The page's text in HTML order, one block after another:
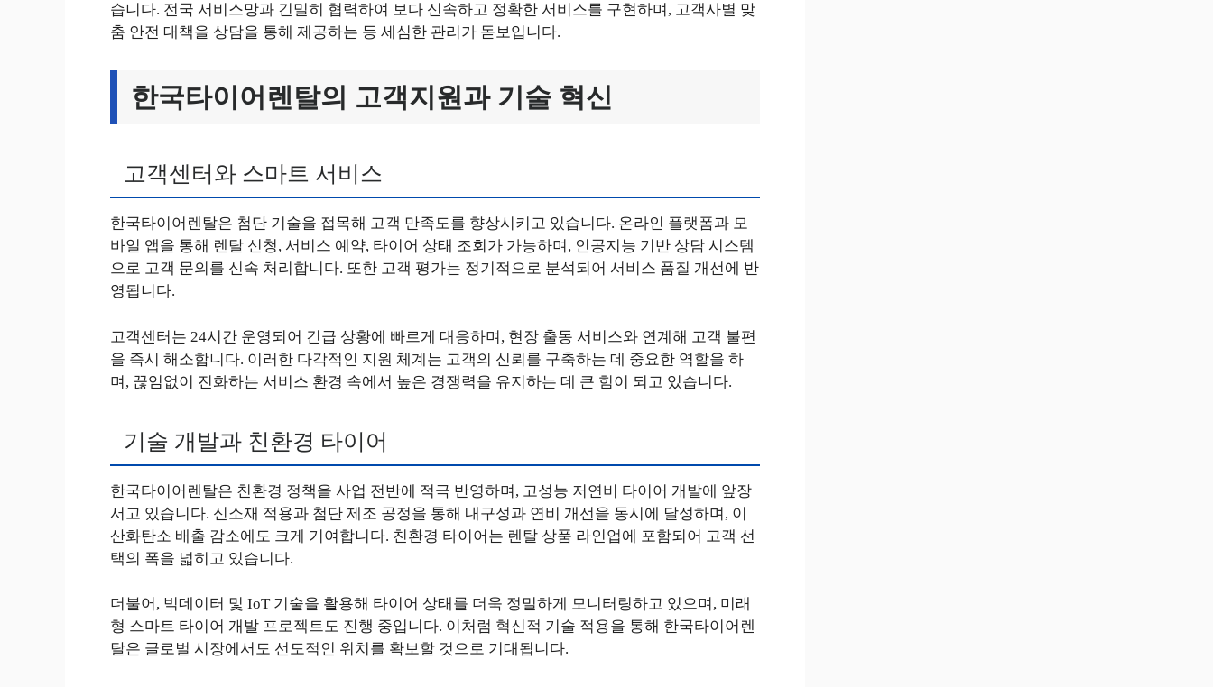
습니다. 전국 서비스망과 긴밀히 협력하여 보다 신속하고 정확한 서비스를 구현하며, 고객사별 맞
춤 안전 대책을 상담을 통해 제공하는 등 세심한 관리가 돋보입니다.
한국타이어렌탈의 고객지원과 기술 혁신
고객센터와 스마트 서비스
한국타이어렌탈은 첨단 기술을 접목해 고객 만족도를 향상시키고 있습니다. 온라인 플랫폼과 모
바일 앱을 통해 렌탈 신청, 서비스 예약, 타이어 상태 조회가 가능하며, 인공지능 기반 상담 시스템
으로 고객 문의를 신속 처리합니다. 또한 고객 평가는 정기적으로 분석되어 서비스 품질 개선에 반
영됩니다.
고객센터는 24시간 운영되어 긴급 상황에 빠르게 대응하며, 현장 출동 서비스와 연계해 고객 불편
을 즉시 해소합니다. 이러한 다각적인 지원 체계는 고객의 신뢰를 구축하는 데 중요한 역할을 하
며, 끊임없이 진화하는 서비스 환경 속에서 높은 경쟁력을 유지하는 데 큰 힘이 되고 있습니다.
기술 개발과 친환경 타이어
한국타이어렌탈은 친환경 정책을 사업 전반에 적극 반영하며, 고성능 저연비 타이어 개발에 앞장
서고 있습니다. 신소재 적용과 첨단 제조 공정을 통해 내구성과 연비 개선을 동시에 달성하며, 이
산화탄소 배출 감소에도 크게 기여합니다. 친환경 타이어는 렌탈 상품 라인업에 포함되어 고객 선
택의 폭을 넓히고 있습니다.
더불어, 빅데이터 및 IoT 기술을 활용해 타이어 상태를 더욱 정밀하게 모니터링하고 있으며, 미래
형 스마트 타이어 개발 프로젝트도 진행 중입니다. 이처럼 혁신적 기술 적용을 통해 한국타이어렌
탈은 글로벌 시장에서도 선도적인 위치를 확보할 것으로 기대됩니다.